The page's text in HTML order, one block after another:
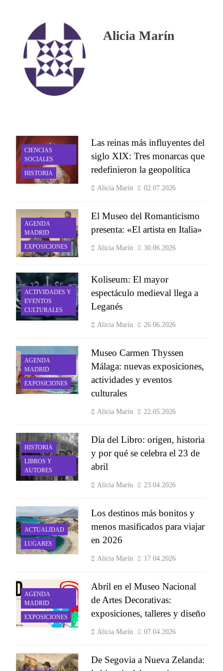
Alicia Marín
CIENCIAS
SOCIALES
HISTORIA
Las reinas más influyentes del
siglo XIX: Tres monarcas que
redefinieron la geopolítica
Alicia Marín 02.07.2026
AGENDA
MADRID
EXPOSICIONES
El Museo del Romanticismo
presenta: «El artista en Italia»
Alicia Marín 30.06.2026
ACTIVIDADES Y
EVENTOS
CULTURALES
Koliseum: El mayor
espectáculo medieval llega a
Leganés
Alicia Marín 26.06.2026
AGENDA
MADRID
EXPOSICIONES
Museo Carmen Thyssen
Málaga: nuevas exposiciones,
actividades y eventos
culturales
Alicia Marín 22.05.2026
HISTORIA
LIBROS Y
AUTORES
Día del Libro: origen, historia
y por qué se celebra el 23 de
abril
Alicia Marín 23.04.2026
ACTUALIDAD
LUGARES
Los destinos más bonitos y
menos masificados para viajar
en 2026
Alicia Marín 17.04.2026
AGENDA
MADRID
EXPOSICIONES
Abril en el Museo Nacional
de Artes Decorativas:
exposiciones, talleres y diseño
Alicia Marín 07.04.2026
De Segovia a Nueva Zelanda: